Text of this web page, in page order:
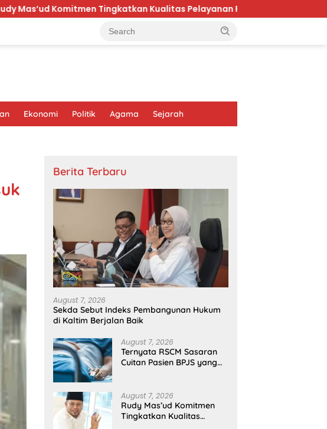
Tingkatkan Kualitas Pelayanan Publik di Kaltim
Ekonomi Politik Agama Sejarah
Berita Terbaru
August 7, 2026
Sekda Sebut Indeks Pembangunan Hukum
di Kaltim Berjalan Baik
August 7, 2026
Ternyata RSCM Sasaran
Cuitan Pasien BPJS yang
August 7, 2026
Rudy Mas’ud Komitmen
Tingkatkan Kualitas